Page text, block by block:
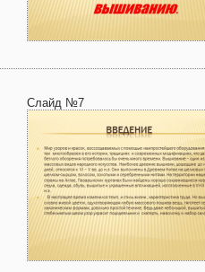
Слайд №7